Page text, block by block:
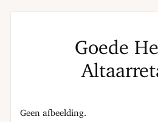
Goede
Geen afbeelding.